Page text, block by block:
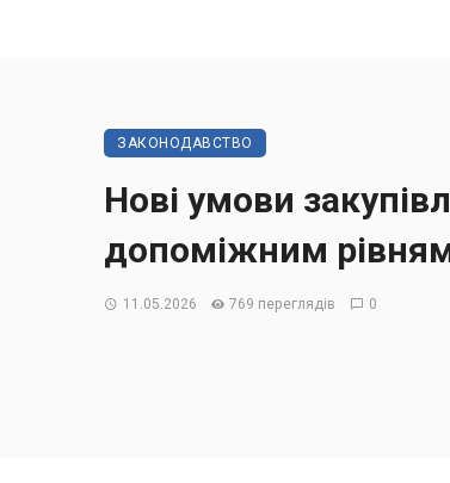
ЗАКОНОДАВСТВО
Нові умови
допоміжним
11.05.2026 769 переглядів 0